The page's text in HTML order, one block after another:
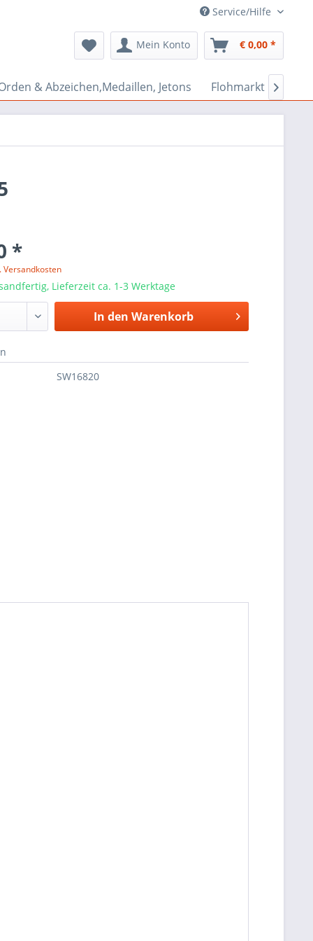
Service/Hilfe
Mein Konto € 0,00 *
& Abzeichen,Medaillen, Jetons Flohmarkt Bazar

*
Versandkosten
Lieferzeit ca. 1-3 Werktage
In den Warenkorb
SW16820